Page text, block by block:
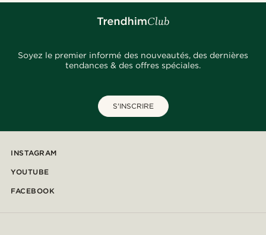
Soyez le premier informé des nouveautés, des dernières
tendances & des offres spéciales.
S'INSCRIRE
INSTAGRAM
YOUTUBE
FACEBOOK